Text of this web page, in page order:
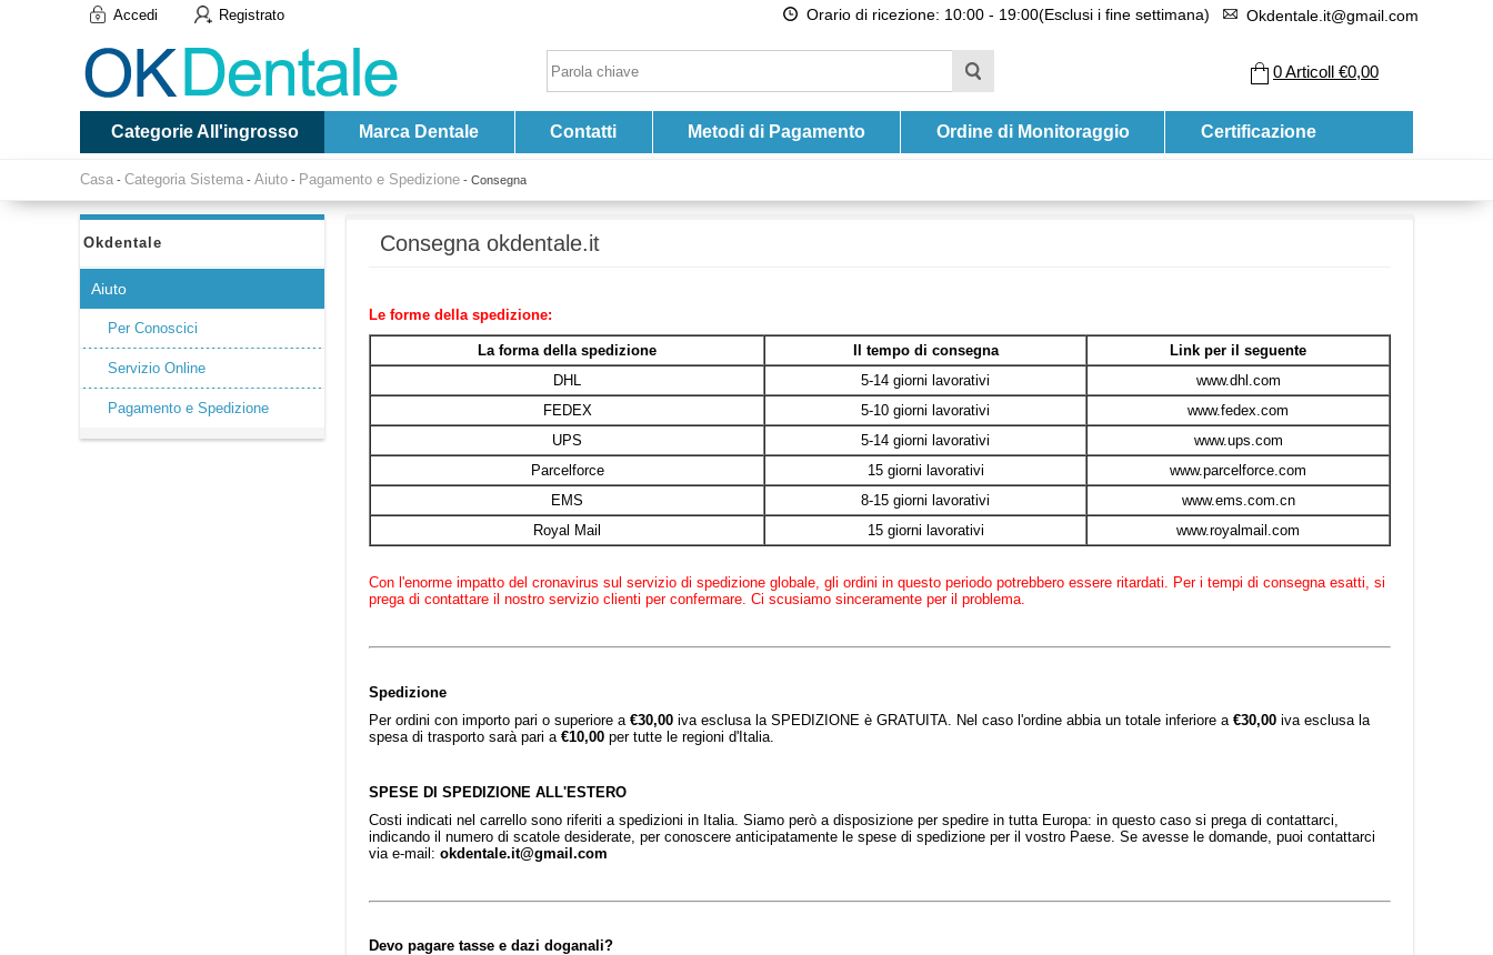
Accedi Registrato Orario di ricezione: 10:00 - 19:00(Esclusi i fine settimana) Okdentale.it@gmail.com
0Articoll €0,00
Categorie All'ingrosso Marca Dentale Contatti Metodi di Pagamento Ordine di Monitoraggio Certificazione
Casa - Categoria Sistema - Aiuto - Pagamento e Spedizione - Consegna
Okdentale
Aiuto
Per Conoscici
Servizio Online
Pagamento e Spedizione
Consegna okdentale.it
Le forme della spedizione:
La forma della spedizione Il tempo di consegna
Link per il seguente
DHL
5-14 giorni lavorativi
www.dhl.com
FEDEX
5-10 giorni lavorativi
www.fedex.com
UPS
5-14 giorni lavorativi
www.ups.com
Parcelforce
15 giorni lavorativi
www.parcelforce.com
EMS
8-15 giorni lavorativi
www.ems.com.cn
Royal Mail
15 giorni lavorativi www.royalmail.com
Con l'enorme impatto del cronavirus sul servizio di spedizione globale, gli ordini in questo periodo potrebbero essere ritardati. Per i tempi di consegna esatti, si
prega di contattare il nostro servizio clienti per confermare. Ci scusiamo sinceramente per il problema.
Spedizione
Per ordini con importo pari o superiore a €30,00 iva esclusa la SPEDIZIONE è GRATUITA. Nel caso l'ordine abbia un totale inferiore a €30,00 iva esclusa la
spesa di trasporto sarà pari a €10,00 per tutte le regioni d'Italia.
SPESE DI SPEDIZIONE ALL'ESTERO
Costi indicati nel carrello sono riferiti a spedizioni in Italia. Siamo però a disposizione per spedire in tutta Europa: in questo caso si prega di contattarci,
indicando il numero di scatole desiderate, per conoscere anticipatamente le spese di spedizione per il vostro Paese. Se avesse le domande, puoi contattarci
via e-mail: okdentale.it@gmail.com
Devo pagare tasse e dazi doganali?